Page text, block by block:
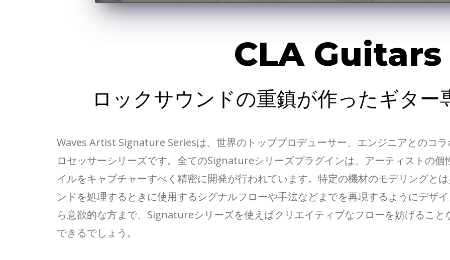
CLA Guitars
ロックサウンドの重鎮が作ったギター
Waves Artist Signature Seriesは、世界のトッププロデューサー、エンジニアとのコ
ロセッサーシリーズです。全てのSignatureシリーズプラグインは、アーティストの
イルをキャプチャーすべく精密に開発が行われています。特定の機材のモデリングと
ンドを処理するときに使用するシグナルフローや手法などまでを再現するようにデザ
ら意欲的な方まで、Signatureシリーズを使えばクリエイティブなフローを妨げるこ
できるでしょう。